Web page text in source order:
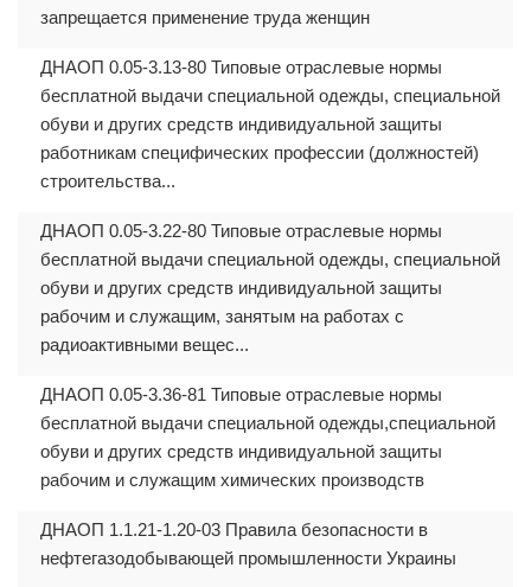
запрещается применение труда женщин
ДНАОП 0.05-3.13-80 Типовые отраслевые нормы
бесплатной выдачи специальной одежды, специальной
обуви и других средств индивидуальной защиты
работникам специфических профессии (должностей)
строительства...
ДНАОП 0.05-3.22-80 Типовые отраслевые нормы
бесплатной выдачи специальной одежды, специальной
обуви и других средств индивидуальной защиты
рабочим и служащим, занятым на работах с
радиоактивными вещес...
ДНАОП 0.05-3.36-81 Типовые отраслевые нормы
бесплатной выдачи специальной одежды,специальной
обуви и других средств индивидуальной защиты
рабочим и служащим химических производств
ДНАОП 1.1.21-1.20-03 Правила безопасности в
нефтегазодобывающей промышленности Украины